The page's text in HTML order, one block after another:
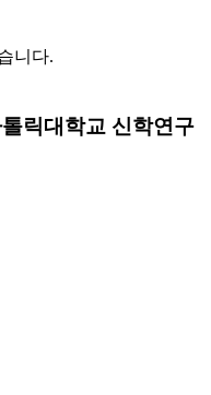
니다.
릭대학교 신학연구